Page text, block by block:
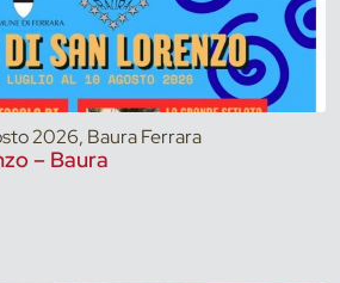
2026, Baura Ferrara
– Baura